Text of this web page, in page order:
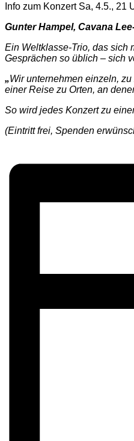
Info zum Konzert Sa, 4.5.,
Gunter Hampel, Cavana
Ein Weltklasse-Trio, das sich
Gesprächen so üblich – sich
„Wir unternehmen einzeln,
einer Reise zu Orten, an
So wird jedes Konzert zu
(Eintritt frei, Spenden